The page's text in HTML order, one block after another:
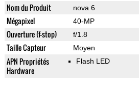
Nom du Produit nova 6
Mégapixel 40-MP
Ouverture (f-stop) f/1.8
Taille Capteur Moyen
APN Propriétés
Hardware
Flash LED